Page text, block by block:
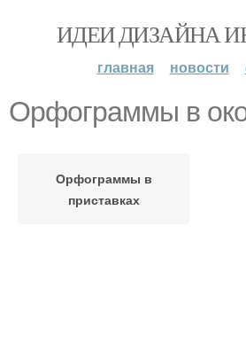
ИДЕИ ДИЗАЙНА
главная новости
Орфограммы в
Орфограммы в
приставках